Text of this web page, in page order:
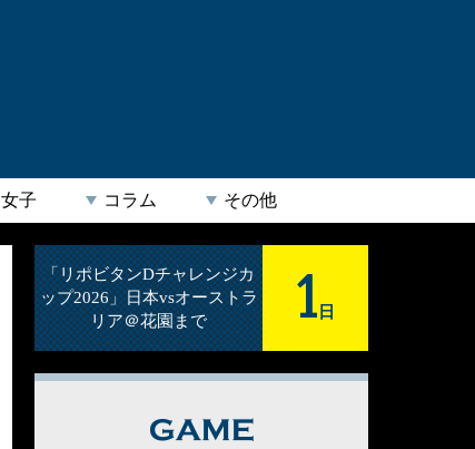
女子 コラム その他
「リポビタンDチャレンジカ
ップ2026」日本vsオーストラ
リア＠花園まで
1 日
GAME